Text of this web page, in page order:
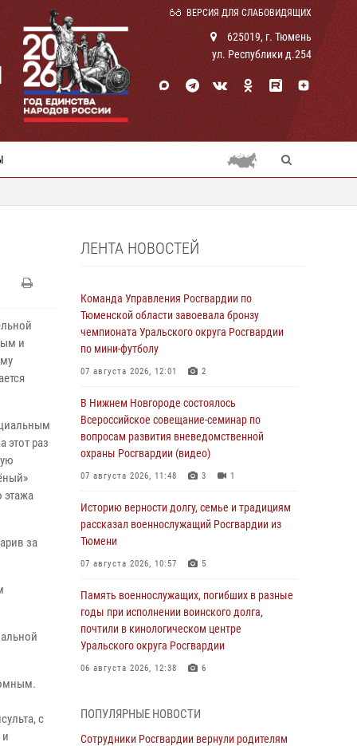
ВЕРСИЯ ДЛЯ СЛАБОВИДЯЩИХ
625019, г. Тюмень
ул. Республики д.254
и
этот раз
этажа
за
с
ЛЕНТА НОВОСТЕЙ
Команда Управления Росгвардии по
Тюменской области завоевала бронзу
чемпионата Уральского округа Росгвардии
по мини-футболу
07 августа 2026, 12:01 2
В Нижнем Новгороде состоялось
Всероссийское совещание-семинар по
вопросам развития вневедомственной
охраны Росгвардии (видео)
07 августа 2026, 11:48 3 1
Историю верности долгу, семье и традициям
рассказал военнослужащий Росгвардии из
Тюмени
07 августа 2026, 10:57 5
Память военнослужащих, погибших в разные
годы при исполнении воинского долга,
почтили в кинологическом центре
Уральского округа Росгвардии
06 августа 2026, 12:38 6
знакомят детей со своей службой и
напоминают о мерах безопасности
ПОПУЛЯРНЫЕ НОВОСТИ
Сотрудники Росгвардии вернули родителям